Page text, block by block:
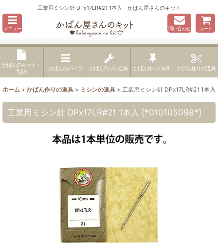
工業用ミシン針 DPx17LR#21 1本入 - かばん屋さんのキット
メニュー 問い合わせ カート
かばんのキット・
型紙
かばんのパーツ かばん作りの金具 かばん作りの材料 かばん作りの道具
ホーム > かばん作りの道具 > ミシンの道具 > 工業用ミシン針 DPx17LR#21 1本入
工業用ミシン針 DPx17LR#21 1本入 [*010105098*]